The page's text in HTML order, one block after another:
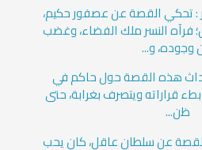
تحكي القصة عن عصفور حكيم،
فرآه النسر ملك الفضاء، وغضب
وجوده، و...
أحداث هذه القصة حول حاكم في
قراراته ويتصرف بغرابة، حتى
ظن...
القصة عن سلطان عاقل، كان يحب